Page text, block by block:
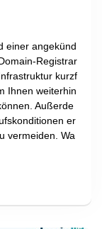
einer angekünd
Registrar
kurzf
Ihnen weiterhin
Außerde
er
vermeiden. Wa